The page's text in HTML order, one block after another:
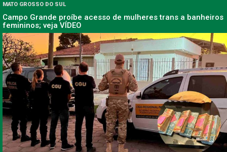
MATO GROSSO DO SUL
Campo Grande proíbe acesso de mulheres trans a banheiros
femininos; veja VÍDEO